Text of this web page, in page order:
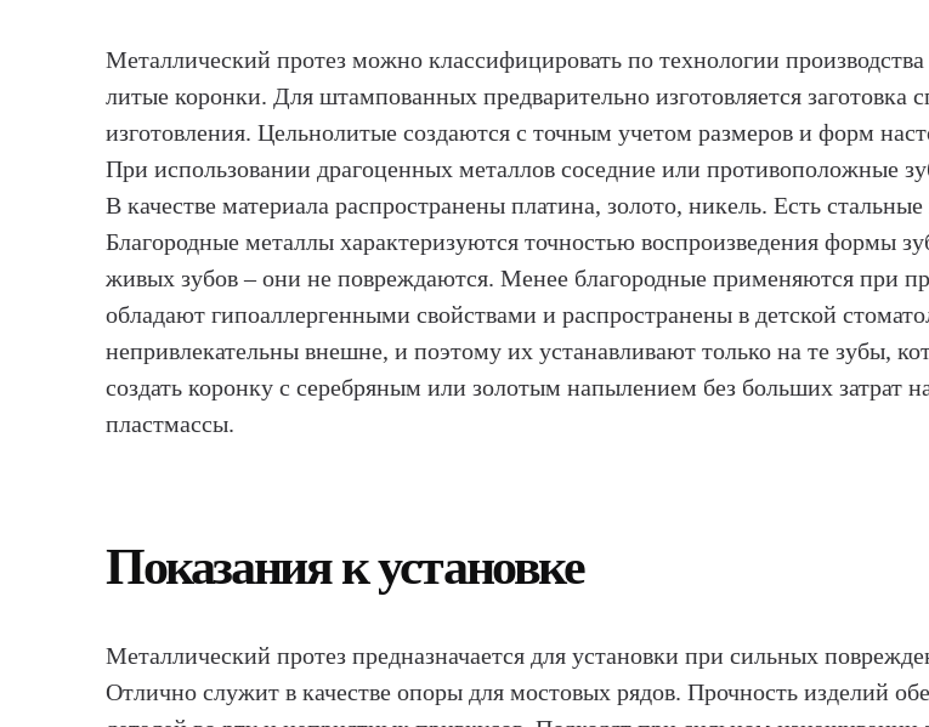
Металлический протез можно классифицировать по технологии
литые коронки. Для штампованных предварительно изготовляется заготовка
изготовления. Цельнолитые создаются с точным учетом размеров и форм
При использовании драгоценных металлов соседние или противоположные
В качестве материала распространены платина, золото, никель. Есть
Благородные металлы характеризуются точностью воспроизведения формы
живых зубов – они не повреждаются. Менее благородные применяются при
обладают гипоаллергенными свойствами и распространены в детской
непривлекательны внешне, и поэтому их устанавливают только на те зубы,
создать коронку с серебряным или золотым напылением без больших затрат
пластмассы.
Показания к установке
Металлический протез предназначается для установки при сильных
Отлично служит в качестве опоры для мостовых рядов. Прочность изделий